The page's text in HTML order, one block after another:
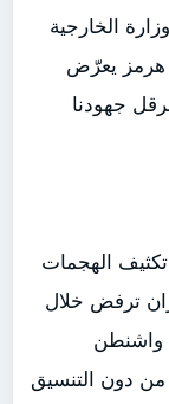
الخارجية
هرمز يعرّض
جهودنا
الهجمات
ترفض خلال
واشنطن
من دون التنسيق